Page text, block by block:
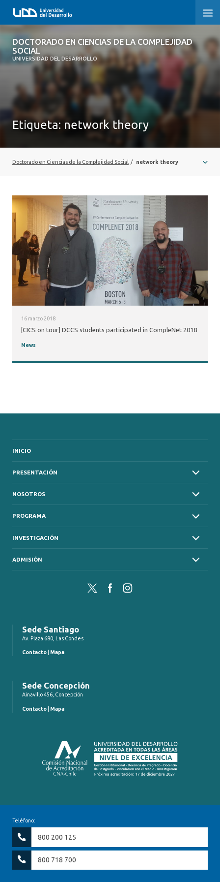
DOCTORADO EN CIENCIAS DE LA COMPLEJIDAD
SOCIAL
UNIVERSIDAD DEL DESARROLLO
DOCTORADO EN CIENCIAS DE LA
COMPLEJIDAD SOCIAL
PRESENTACIÓN
NOSOTROS
INVESTIGACIÓN
Etiqueta: network theory
Doctorado en Ciencias de la Complejidad Social / network theory
16 marzo 2018
[CICS on tour] DCCS students participated in CompleNet 2018
News
INICIO
PRESENTACIÓN
NOSOTROS
PROGRAMA
INVESTIGACIÓN
ADMISIÓN
Twitter FacebookInstagram
Sede Santiago
Av. Plaza 680, Las Condes
Contacto Mapa
Sede Concepción
Ainavillo 456, Concepción
Contacto Mapa
Teléfono:
800 200 125
800 718 700